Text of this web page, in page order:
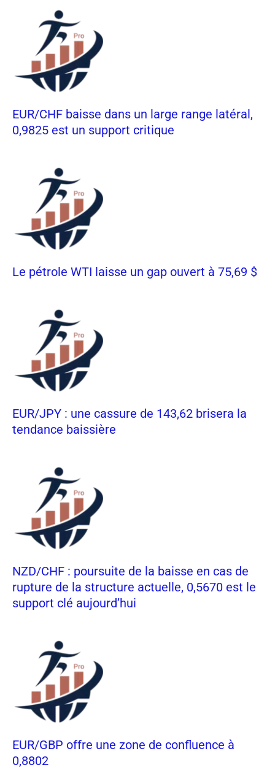
EUR/CHF baisse dans un large range latéral,
0,9825 est un support critique
Le pétrole WTI laisse un gap ouvert à 75,69 $
EUR/JPY : une cassure de 143,62 brisera la
tendance baissière
NZD/CHF : poursuite de la baisse en cas de
rupture de la structure actuelle, 0,5670 est le
support clé aujourd’hui
EUR/GBP offre une zone de confluence à
0,8802